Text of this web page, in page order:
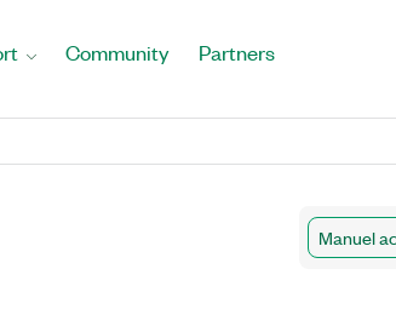
Community Partners
Manuel